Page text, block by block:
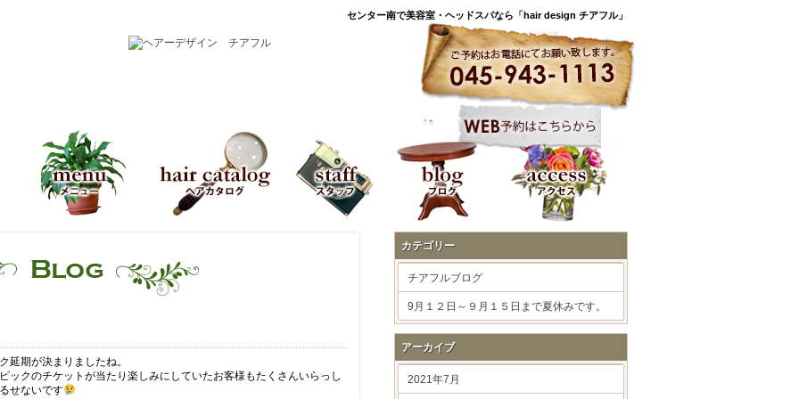
センター南で美容室・ヘッドスパなら「hair design チアフル」
ブログ アクセス
延期が決まりましたね。
ックのチケットが当たり楽しみにしていたお客様もたくさんいらっし
せないです
カテゴリー
チアフルブログ
9月１２日～９月１５日まで夏休みです。
アーカイブ
2021年7月